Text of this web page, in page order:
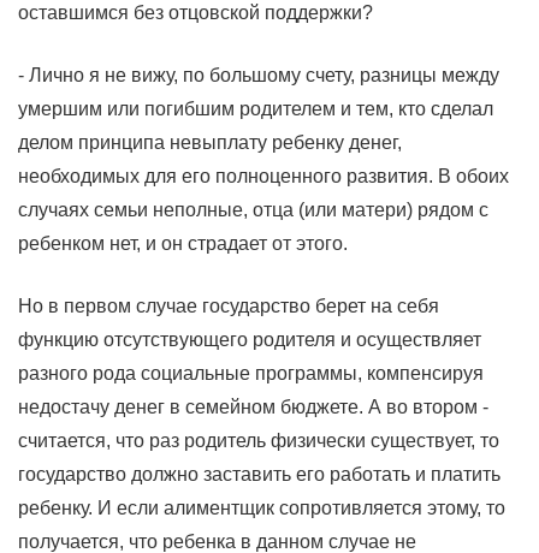
оставшимся без отцовской поддержки?
- Лично я не вижу, по большому счету, разницы между
умершим или погибшим родителем и тем, кто сделал
делом принципа невыплату ребенку денег,
необходимых для его полноценного развития. В обоих
случаях семьи неполные, отца (или матери) рядом с
ребенком нет, и он страдает от этого.
Но в первом случае государство берет на себя
функцию отсутствующего родителя и осуществляет
разного рода социальные программы, компенсируя
недостачу денег в семейном бюджете. А во втором -
считается, что раз родитель физически существует, то
государство должно заставить его работать и платить
ребенку. И если алиментщик сопротивляется этому, то
получается, что ребенка в данном случае не